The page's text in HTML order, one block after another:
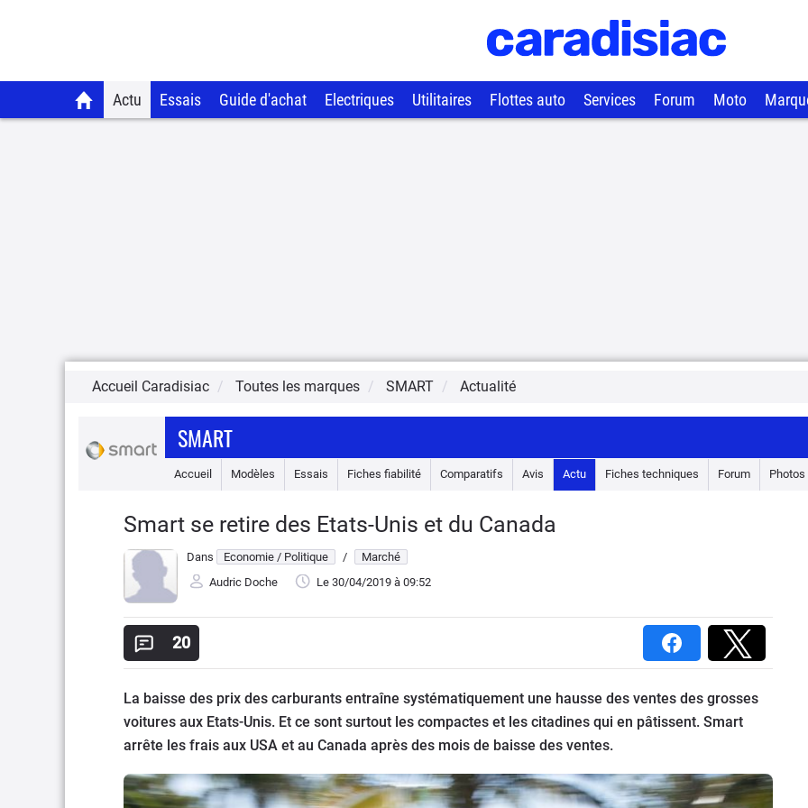
Actu Essais Guide d'achat Electriques Utilitaires Flottes auto Services Forum Moto
Accueil Caradisiac Toutes les marques SMART Actualité
SMART
Accueil Modèles Essais Fiches fiabilité Comparatifs Avis Actu Fiches techniques Forum Photos
Smart se retire des Etats-Unis et du Canada
Dans Economie / Politique /
Marché
Audric Doche
Le 30/04/2019 à 09:52
20
La baisse des prix des carburants entraîne systématiquement une hausse des ventes des grosses
voitures aux Etats-Unis. Et ce sont surtout les compactes et les citadines qui en pâtissent. Smart
arrête les frais aux USA et au Canada après des mois de baisse des ventes.